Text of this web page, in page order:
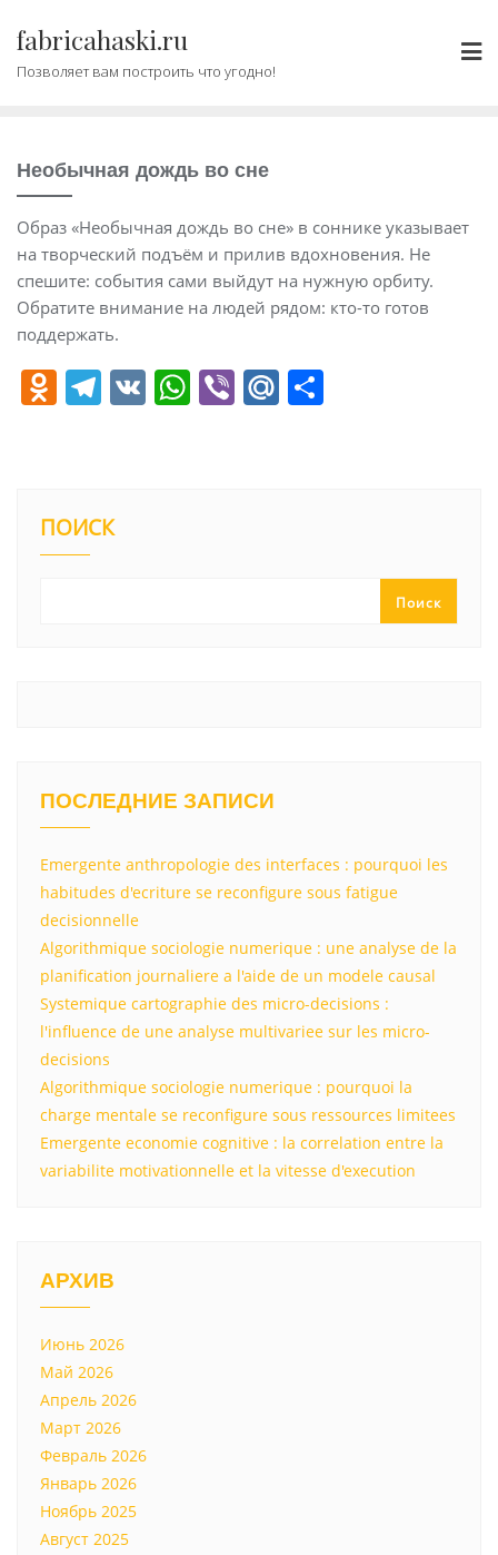
содержимому
fabricahaski.ru
Позволяет вам построить что угодно!
Необычная дождь во сне
Образ «Необычная дождь во сне» в соннике указывает
на творческий подъём и прилив вдохновения. Не
спешите: события сами выйдут на нужную орбиту.
Обратите внимание на людей рядом: кто-то готов
поддержать.
O
kl
a
T
a
V W Vi M
ПОИСК
Поиск
ПОСЛЕДНИЕ ЗАПИСИ
Emergente anthropologie des interfaces : pourquoi les
habitudes d'ecriture se reconfigure sous fatigue
decisionnelle
Algorithmique sociologie numerique : une analyse de la
planification journaliere a l'aide de un modele causal
Systemique cartographie des micro-decisions :
l'influence de une analyse multivariee sur les micro-
decisions
Algorithmique sociologie numerique : pourquoi la
charge mentale se reconfigure sous ressources limitees
Emergente economie cognitive : la correlation entre la
variabilite motivationnelle et la vitesse d'execution
АРХИВ
Июнь 2026
Май 2026
Апрель 2026
Март 2026
Февраль 2026
Январь 2026
Ноябрь 2025
Август 2025